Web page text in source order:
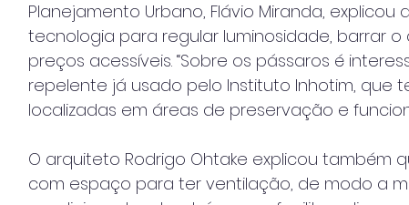
Planejamento Urbano, Flávio Miranda,
tecnologia para regular luminosidade, barrar
preços acessíveis. “Sobre os pássaros é
repelente já usado pelo Instituto Inhotim, que
localizadas em áreas de preservação e
O arquiteto Rodrigo Ohtake explicou também
com espaço para ter ventilação, de modo a